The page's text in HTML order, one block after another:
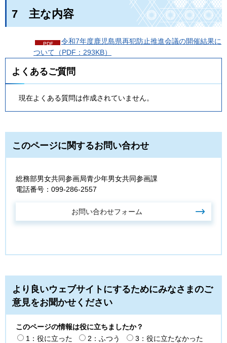
7 主な内容
令和7年度鹿児島県再犯防止推進会議の開催結果に
ついて（PDF：293KB）
よくあるご質問
現在よくある質問は作成されていません。
このページに関するお問い合わせ
総務部男女共同参画局青少年男女共同参画課
電話番号：099-286-2557
より良いウェブサイトにするためにみなさまのご
意見をお聞かせください
このページの情報は役に立ちましたか？
1：役に立った
2：ふつう
3：役に立たなかった